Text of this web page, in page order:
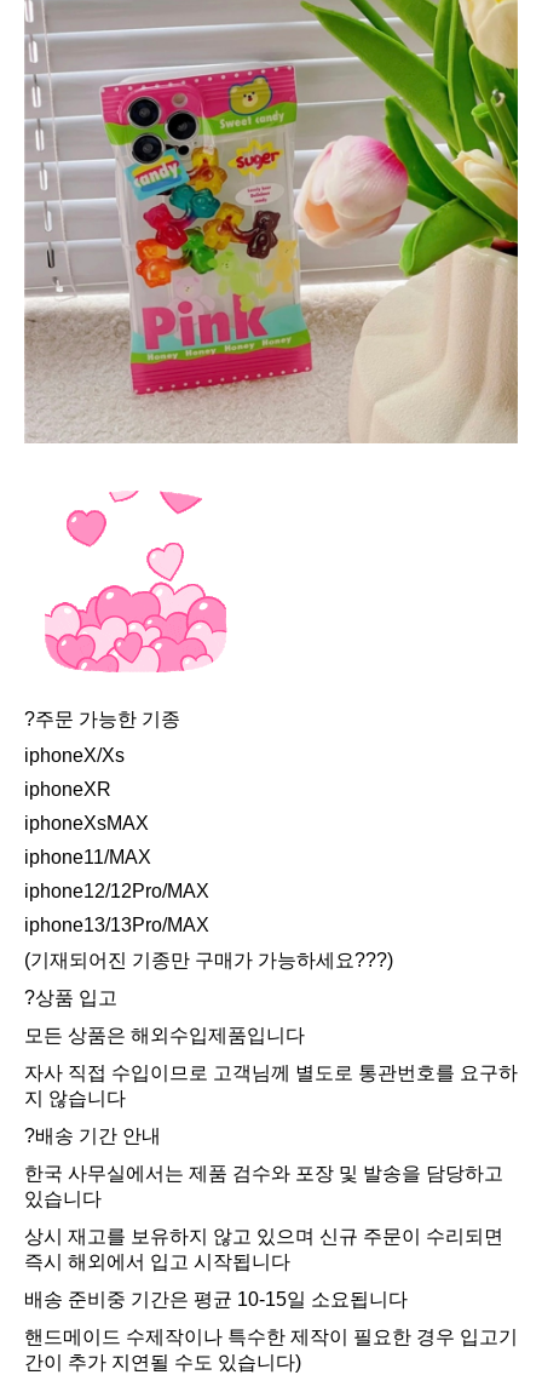
?주문 가능한 기종
iphoneX/Xs
iphoneXR
iphoneXsMAX
iphone11/MAX
iphone12/12Pro/MAX
iphone13/13Pro/MAX
(기재되어진 기종만 구매가 가능하세요???)
?상품 입고
모든 상품은 해외수입제품입니다
자사 직접 수입이므로 고객님께 별도로 통관번호를 요구하
지 않습니다
?배송 기간 안내
한국 사무실에서는 제품 검수와 포장 및 발송을 담당하고
있습니다
상시 재고를 보유하지 않고 있으며 신규 주문이 수리되면
즉시 해외에서 입고 시작됩니다
배송 준비중 기간은 평균 10-15일 소요됩니다
핸드메이드 수제작이나 특수한 제작이 필요한 경우 입고기
간이 추가 지연될 수도 있습니다)